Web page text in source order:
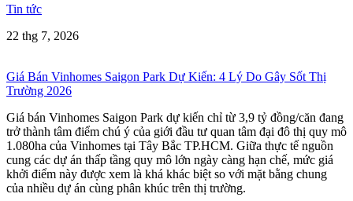
Tin tức
22 thg 7, 2026
Giá Bán Vinhomes Saigon Park Dự Kiến: 4 Lý Do Gây Sốt Thị
Trường 2026
Giá bán Vinhomes Saigon Park dự kiến chỉ từ 3,9 tỷ đồng/căn đang
trở thành tâm điểm chú ý của giới đầu tư quan tâm đại đô thị quy mô
1.080ha của Vinhomes tại Tây Bắc TP.HCM. Giữa thực tế nguồn
cung các dự án thấp tầng quy mô lớn ngày càng hạn chế, mức giá
khởi điểm này được xem là khá khác biệt so với mặt bằng chung
của nhiều dự án cùng phân khúc trên thị trường.